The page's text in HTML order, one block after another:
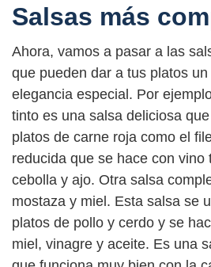
Salsas más
Ahora, vamos a pasar a las
que pueden dar a tus platos
elegancia especial. Por
tinto es una salsa deliciosa
platos de carne roja como el
reducida que se hace con vino
cebolla y ajo. Otra salsa
mostaza y miel. Esta salsa se
platos de pollo y cerdo y se
miel, vinagre y aceite. Es una